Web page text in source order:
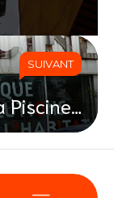
SUIVANT
Piscine…